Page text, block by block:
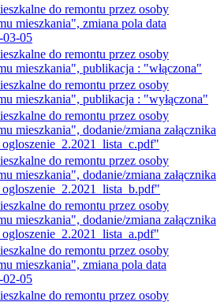
do remontu przez osoby
mieszkania", zmiana pola data
03-05
do remontu przez osoby
mieszkania", publikacja : "włączona"
do remontu przez osoby
mieszkania", publikacja : "wyłączona"
do remontu przez osoby
mieszkania", dodanie/zmiana załącznika
do remontu przez osoby
mieszkania", dodanie/zmiana załącznika
do remontu przez osoby
mieszkania", dodanie/zmiana załącznika
do remontu przez osoby
mieszkania", zmiana pola data
02-05
do remontu przez osoby